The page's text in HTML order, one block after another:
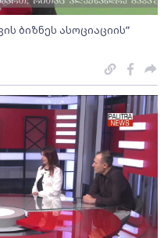
ბიზნეს ასოციაციის”